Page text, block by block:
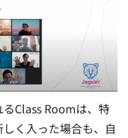
Class Roomは、特
く入った場合も、自